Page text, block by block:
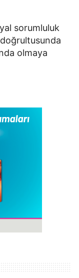
sorumluluk
doğrultusunda
olmaya